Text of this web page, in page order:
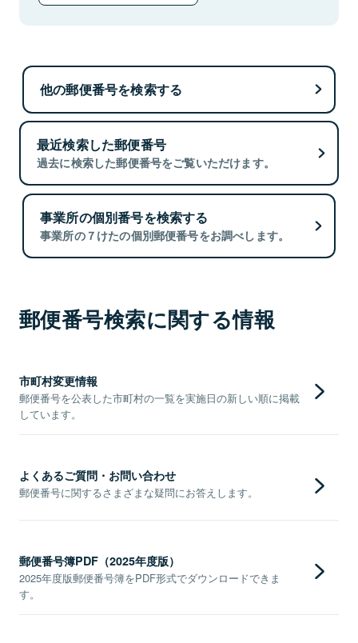
他の郵便番号を検索する
最近検索した郵便番号
過去に検索した郵便番号をご覧いただけます。
事業所の個別番号を検索する
事業所の７けたの個別郵便番号をお調べします。
郵便番号検索に関する情報
市町村変更情報
郵便番号を公表した市町村の一覧を実施日の新しい順に掲載
しています。
よくあるご質問・お問い合わせ
郵便番号に関するさまざまな疑問にお答えします。
郵便番号簿PDF（2025年度版）
2025年度版郵便番号簿をPDF形式でダウンロードできま
す。